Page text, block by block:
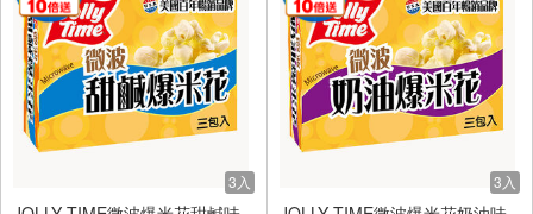
3入 3入